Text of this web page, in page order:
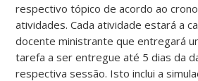
respectivo tópico de acordo ao
atividades. Cada atividade estará a
docente ministrante que entregará
tarefa a ser entregue até 5 dias da
respectiva sessão. Isto inclui a